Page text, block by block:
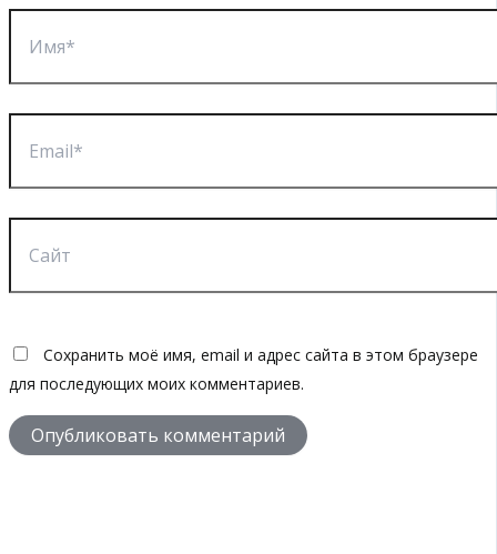
Имя*
Email*
Сайт
Сохранить моё имя, email и адрес сайта в этом браузере
для последующих моих комментариев.